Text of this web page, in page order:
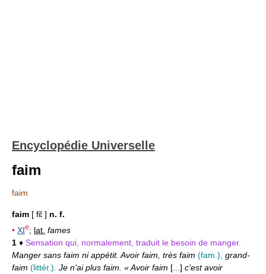
Encyclopédie Universelle
faim
faim
faim [ fɛ̃ ] n. f.
• XIe; lat. fames
1 ♦ Sensation qui, normalement, traduit le besoin de manger.
Manger sans faim ni appétit. Avoir faim, très faim (fam.), grand-
faim (littér.). Je n'ai plus faim. « Avoir faim [...] c'est avoir